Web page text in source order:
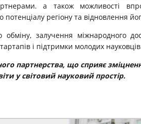
а також можливості
регіону та відновлення
залучення міжнародного
і підтримки молодих
партнерства, що сприяє
у світовий науковий простір.